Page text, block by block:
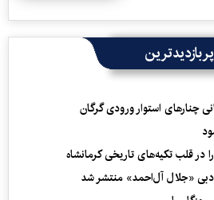
پربازدیدترین
چنارهای استوار ورودی گرگان
در قلب تکیه‌های تاریخی کرمانشاه
«جلال آل‌احمد» منتشر شد